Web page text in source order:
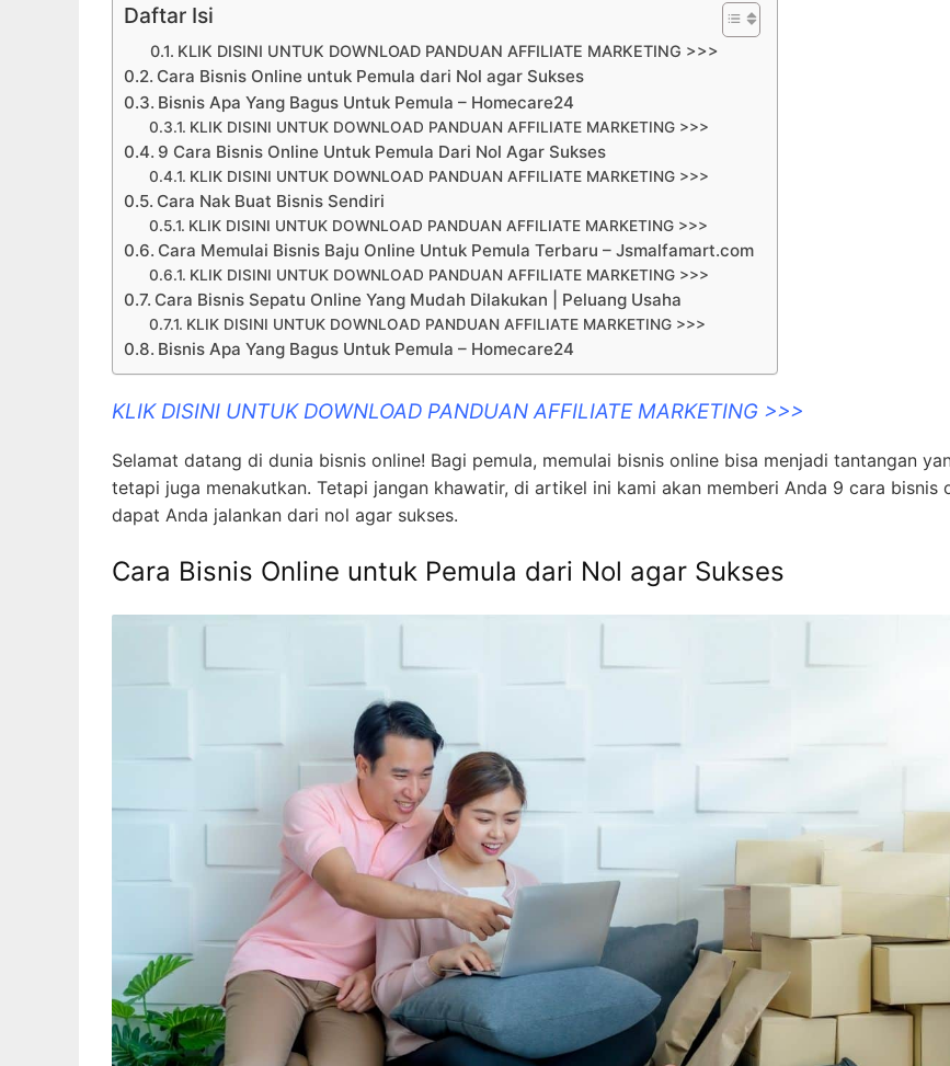
Daftar Isi
KLIK DISINI UNTUK DOWNLOAD PANDUAN AFFILIATE MARKETING >>>
Cara Bisnis Online untuk Pemula dari Nol agar Sukses
Bisnis Apa Yang Bagus Untuk Pemula – Homecare24
KLIK DISINI UNTUK DOWNLOAD PANDUAN AFFILIATE MARKETING >>>
9 Cara Bisnis Online Untuk Pemula Dari Nol Agar Sukses
KLIK DISINI UNTUK DOWNLOAD PANDUAN AFFILIATE MARKETING >>>
Cara Nak Buat Bisnis Sendiri
KLIK DISINI UNTUK DOWNLOAD PANDUAN AFFILIATE MARKETING >>>
Cara Memulai Bisnis Baju Online Untuk Pemula Terbaru – Jsmalfamart.com
KLIK DISINI UNTUK DOWNLOAD PANDUAN AFFILIATE MARKETING >>>
Cara Bisnis Sepatu Online Yang Mudah Dilakukan | Peluang Usaha
KLIK DISINI UNTUK DOWNLOAD PANDUAN AFFILIATE MARKETING >>>
Bisnis Apa Yang Bagus Untuk Pemula – Homecare24
KLIK DISINI UNTUK DOWNLOAD PANDUAN AFFILIATE MARKETING >>>
Selamat datang di dunia bisnis online! Bagi pemula, memulai bisnis online bisa menjadi tantangan
tetapi juga menakutkan. Tetapi jangan khawatir, di artikel ini kami akan memberi Anda 9 cara bisnis
dapat Anda jalankan dari nol agar sukses.
Cara Bisnis Online untuk Pemula dari Nol agar Sukses